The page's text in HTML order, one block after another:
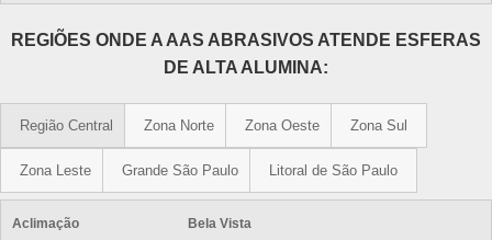
REGIÕES ONDE A AAS ABRASIVOS ATENDE ESFERAS
DE ALTA ALUMINA:
Região Central Zona Norte Zona Oeste Zona Sul
Zona Leste Grande São Paulo Litoral de São Paulo
Aclimação
Bela Vista